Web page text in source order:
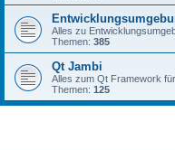
Alles zu
Themen: 385
Qt Jambi
Alles zum Qt Framework
Themen: 125